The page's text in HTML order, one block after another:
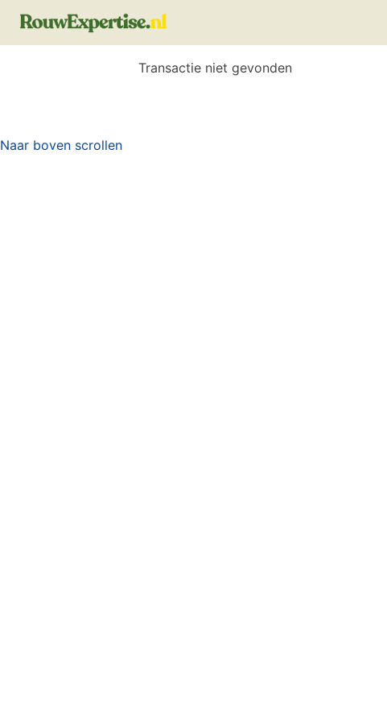
Transactie niet gevonden
Naar boven scrollen